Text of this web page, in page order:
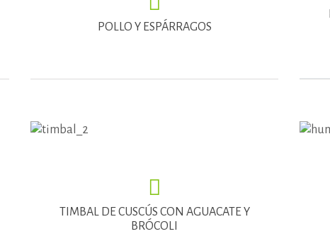
POLLO Y ESPÁRRAGOS
TIMBAL DE CUSCÚS CON AGUACATE Y
BRÓCOLI